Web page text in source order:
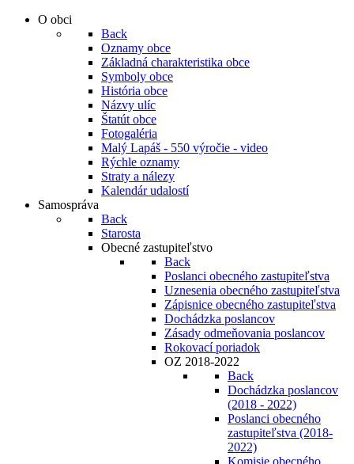
O obci
Back
Oznamy obce
Základná charakteristika obce
Symboly obce
História obce
Názvy ulíc
Štatút obce
Fotogaléria
Malý Lapáš - 550 výročie - video
Rýchle oznamy
Straty a nálezy
Kalendár udalostí
Samospráva
Back
Starosta
Obecné zastupiteľstvo
Back
Poslanci obecného zastupiteľstva
Uznesenia obecného zastupiteľstva
Zápisnice obecného zastupiteľstva
Dochádzka poslancov
Zásady odmeňovania poslancov
Rokovací poriadok
OZ 2018-2022
Back
Dochádzka poslancov
(2018 - 2022)
Poslanci obecného
zastupiteľstva (2018-
2022)
Komisie obecného